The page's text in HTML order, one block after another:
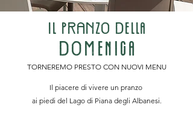
IL pRanzO DELLA
DOM ENICA
TORNEREMO PRESTO CON NUOVI MENU
Il piacere di vivere un pranzo
ai piedi del Lago di Piana degli Albanesi.